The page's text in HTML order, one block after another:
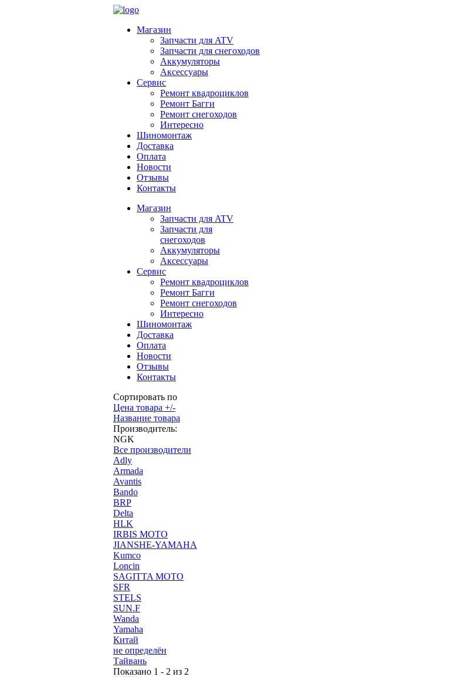
Магазин
Запчасти для ATV
Запчасти для снегоходов
Аккумуляторы
Аксессуары
Сервис
Ремонт квадроциклов
Ремонт Багги
Ремонт снегоходов
Интересно
Шиномонтаж
Доставка
Оплата
Новости
Отзывы
Контакты
Магазин
Запчасти для ATV
Запчасти для
снегоходов
Аккумуляторы
Аксессуары
Сервис
Ремонт квадроциклов
Ремонт Багги
Ремонт снегоходов
Интересно
Шиномонтаж
Доставка
Оплата
Новости
Отзывы
Контакты
Сортировать по
Цена товара +/-
Название товара
Производитель:
NGK
Все производители
Adly
Armada
Avantis
Bando
BRP
Delta
HLK
IRBIS MOTO
JIANSHE-YAMAHA
Kumco
Loncin
SAGITTA MOTO
SFR
STELS
SUN.F
Wanda
Yamaha
Китай
не определён
Тайвань
Показано 1 - 2 из 2